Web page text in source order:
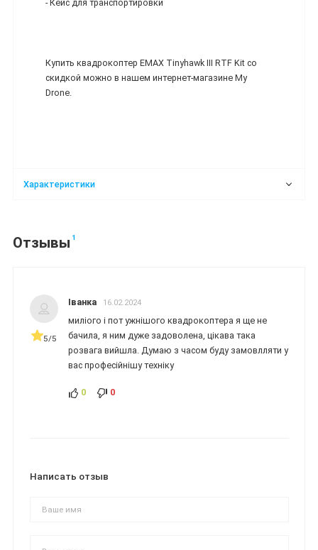
- Кейс для транспортировки
Купить квадрокоптер EMAX Tinyhawk III RTF Kit со
скидкой можно в нашем интернет-магазине My
Drone.
Характеристики
Отзывы 1
5/5
Іванка 16.02.2024
миліого і пот ужнішого квадрокоптера я ще не
бачила, я ним дуже задоволена, цікава така
розвага вийшла. Думаю з часом буду замовлляти у
вас професійнішу техніку
0 0
Написать отзыв